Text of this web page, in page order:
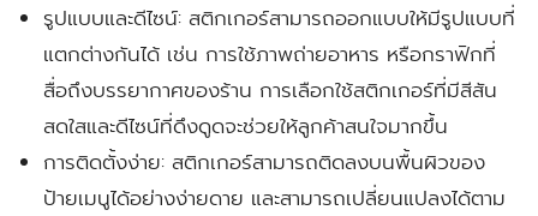
รูปแบบและดีไซน์: สติกเกอร์สามารถออกแบบให้มีรูปแบบที่
แตกต่างกันได้ เช่น การใช้ภาพถ่ายอาหาร หรือกราฟิกที่
สื่อถึงบรรยากาศของร้าน การเลือกใช้สติกเกอร์ที่มีสีสัน
สดใสและดีไซน์ที่ดึงดูดจะช่วยให้ลูกค้าสนใจมากขึ้น
การติดตั้งง่าย: สติกเกอร์สามารถติดลงบนพื้นผิวของ
ป้ายเมนูได้อย่างง่ายดาย และสามารถเปลี่ยนแปลงได้ตาม